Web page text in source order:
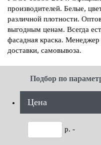
производителей. Белые,
различной плотности.
выгодным ценам. Всегда
фасадная краска.
доставки, самовывоза.
Подбор по
Цена
р. -